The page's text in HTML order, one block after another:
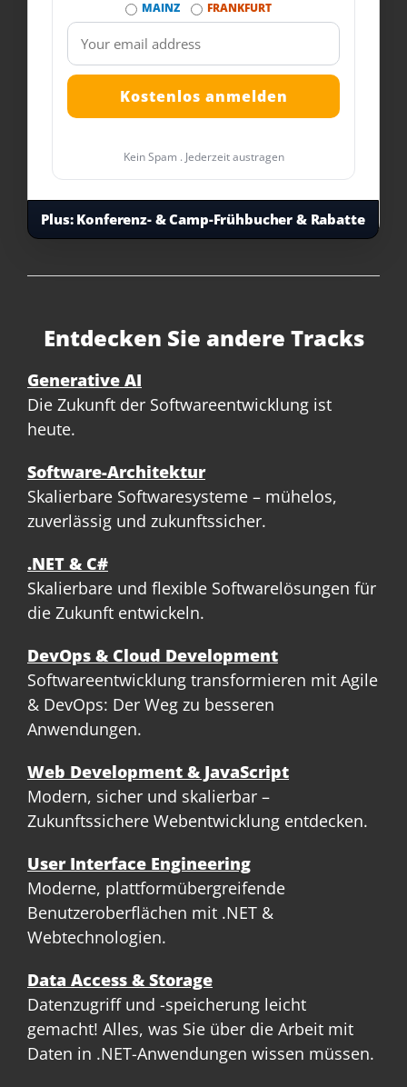
MAINZ FRANKFURT
Kein Spam . Jederzeit austragen
Plus:Konferenz- & Camp-Frühbucher & Rabatte
Entdecken Sie andere Tracks
Generative AI
Die Zukunft der Softwareentwicklung ist
heute.
Software-Architektur
Skalierbare Softwaresysteme – mühelos,
zuverlässig und zukunftssicher.
.NET & C#
Skalierbare und flexible Softwarelösungen für
die Zukunft entwickeln.
DevOps & Cloud Development
Softwareentwicklung transformieren mit Agile
& DevOps: Der Weg zu besseren
Anwendungen.
Web Development & JavaScript
Modern, sicher und skalierbar –
Zukunftssichere Webentwicklung entdecken.
User Interface Engineering
Moderne, plattformübergreifende
Benutzeroberflächen mit .NET &
Webtechnologien.
Data Access & Storage
Datenzugriff und -speicherung leicht
gemacht! Alles, was Sie über die Arbeit mit
Daten in .NET-Anwendungen wissen müssen.